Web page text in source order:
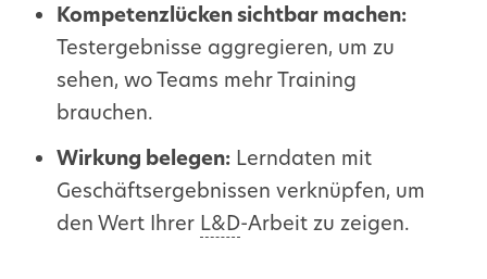
Kompetenzlücken sichtbar machen:
Testergebnisse aggregieren, um zu
sehen, wo Teams mehr Training
brauchen.
Wirkung belegen: Lerndaten mit
Geschäftsergebnissen verknüpfen, um
den Wert Ihrer L&D-Arbeit zu zeigen.